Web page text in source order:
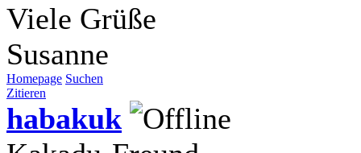
Viele Grüße
Susanne
Homepage Suchen
Zitieren
habakuk